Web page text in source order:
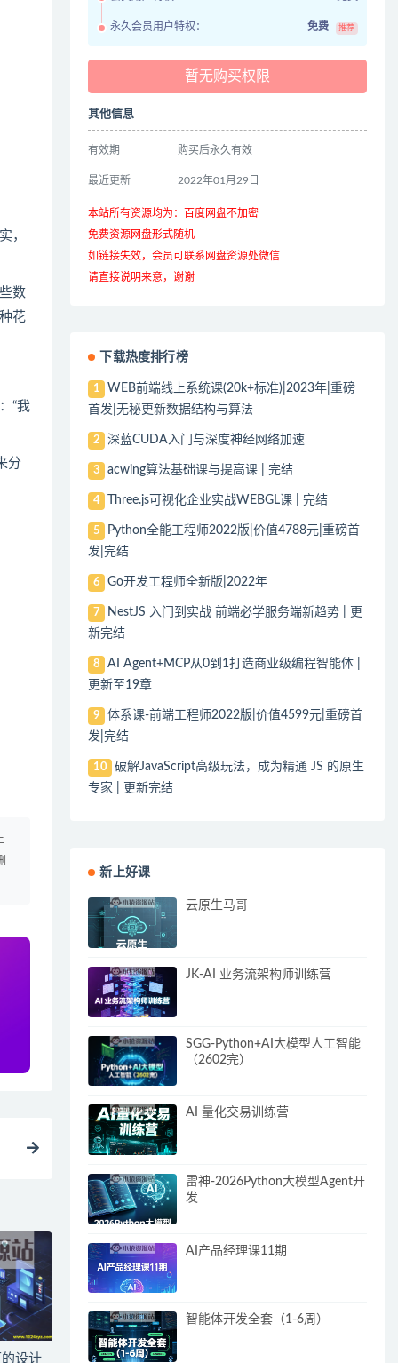
，
数
花
“我
分
设计
永久会员用户特权： 免费 推荐
暂无购买权限
其他信息
有效期 购买后永久有效
最近更新 2022年01月29日
本站所有资源均为：百度网盘不加密
免费资源网盘形式随机
如链接失效，会员可联系网盘资源处微信
请直接说明来意，谢谢
下载热度排行榜
1
WEB前端线上系统课(20k+标准)|2023年|重磅
首发|无秘更新数据结构与算法
2 深蓝CUDA入门与深度神经网络加速
3 acwing算法基础课与提高课 | 完结
4 Three.js可视化企业实战WEBGL课 | 完结
5
Python全能工程师2022版|价值4788元|重磅首
发|完结
6 Go开发工程师全新版|2022年
7
NestJS 入门到实战 前端必学服务端新趋势 | 更
新完结
8
AI Agent+MCP从0到1打造商业级编程智能体 |
更新至19章
9
体系课-前端工程师2022版|价值4599元|重磅首
发|完结
10
破解JavaScript高级玩法，成为精通 JS 的原生
专家 | 更新完结
新上好课
云原生马哥
JK-AI 业务流架构师训练营
SGG-Python+AI大模型人工智能
（2602完）
AI 量化交易训练营
雷神-2026Python大模型Agent开
发
AI产品经理课11期
智能体开发全套（1-6周）